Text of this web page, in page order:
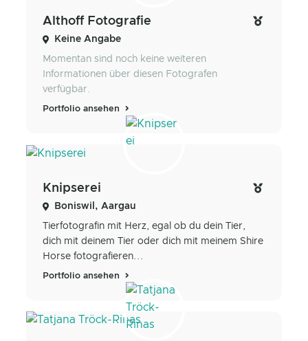
Althoff Fotografie
Keine Angabe
Momentan sind noch keine weiteren
Informationen über diesen Fotografen
verfügbar.
Portfolio ansehen
Knipserei
Boniswil, Aargau
Tierfotografin mit Herz, egal ob du dein Tier,
dich mit deinem Tier oder dich mit meinem Shire
Horse fotografieren...
Portfolio ansehen